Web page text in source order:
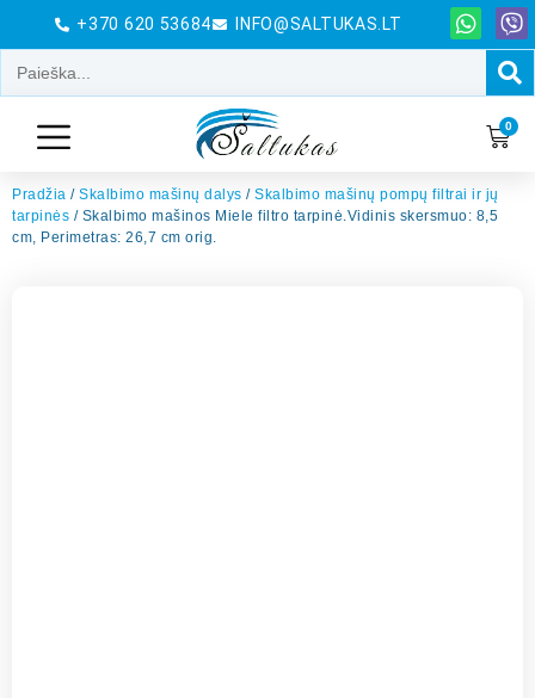
+370 620 53684 INFO@SALTUKAS.LT
0
Pradžia / Skalbimo mašinų dalys / Skalbimo mašinų pompų filtrai ir jų
tarpinės / Skalbimo mašinos Miele filtro tarpinė.Vidinis skersmuo: 8,5
cm, Perimetras: 26,7 cm orig.